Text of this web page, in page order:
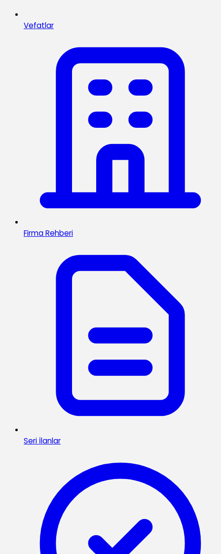
Vefatlar
Firma Rehberi
Seri İlanlar